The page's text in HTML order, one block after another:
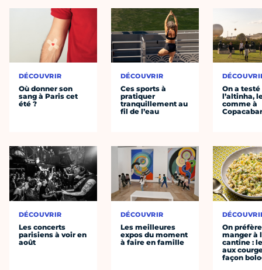
DÉCOUVRIR
Où donner son
sang à Paris cet
été ?
DÉCOUVRIR
Les concerts
parisiens à voir en
août
DÉCOUVRIR
Ces sports à
pratiquer
tranquillement au
fil de l’eau
DÉCOUVRIR
Les meilleures
expos du moment
à faire en famille
On a testé
l’altinha,
comme à
On préfère
manger à
cantine :
aux
façon